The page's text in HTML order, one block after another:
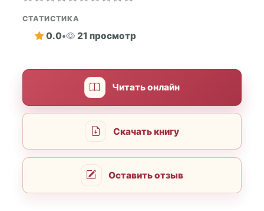
СТАТИСТИКА
0.0• 21 просмотр
Читать онлайн
Скачать книгу
Оставить отзыв